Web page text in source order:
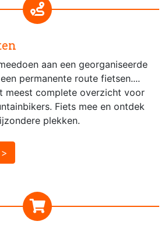
aan een georganiseerde
permanente route fietsen....
meest complete overzicht voor
Fiets mee en ontdek
plekken.